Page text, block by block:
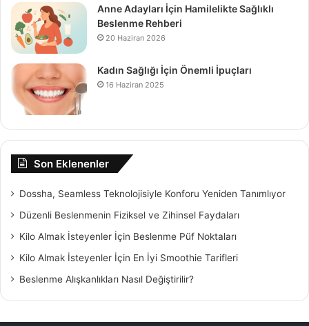
Anne Adayları İçin Hamilelikte Sağlıklı
Beslenme Rehberi
20 Haziran 2026
Kadın Sağlığı İçin Önemli İpuçları
16 Haziran 2025
Son Eklenenler
Dossha, Seamless Teknolojisiyle Konforu Yeniden Tanımlıyor
Düzenli Beslenmenin Fiziksel ve Zihinsel Faydaları
Kilo Almak İsteyenler İçin Beslenme Püf Noktaları
Kilo Almak İsteyenler İçin En İyi Smoothie Tarifleri
Beslenme Alışkanlıkları Nasıl Değiştirilir?